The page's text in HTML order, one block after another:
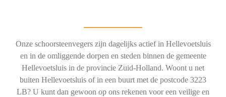
Onze schoorsteenvegers zijn dagelijks actief in Hellevoetsluis
en in de omliggende dorpen en steden binnen de gemeente
Hellevoetsluis in de provincie Zuid-Holland. Woont u net
buiten Hellevoetsluis of in een buurt met de postcode 3223
LB? U kunt dan gewoon op ons rekenen voor een veilige en